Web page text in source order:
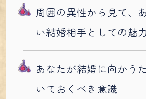
周囲の異性から見て、
い結婚相手としての魅力
あなたが結婚に向かう
いておくべき意識